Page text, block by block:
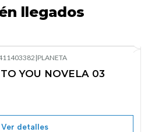
llegados
|PLANETA
YOU NOVELA 03
Ver detalles